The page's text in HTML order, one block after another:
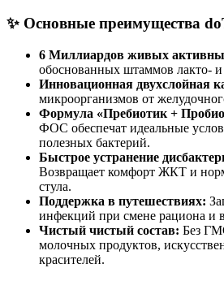
✨ Основные преимущества
6 Миллиардов живых
обоснованных штаммов лакто-
Инновационная двухслойная
микроорганизмов от
Формула «Пребиотик +
ФОС обеспечат идеальные
полезных бактерий.
Быстрое устранение
Возвращает комфорт ЖКТ и
стула.
Поддержка в путешествиях:
инфекций при смене рациона и
Чистый чистый состав: Без
молочных продуктов,
красителей.